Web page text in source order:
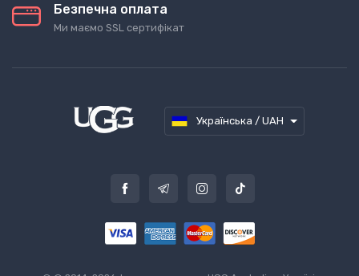
Безпечна оплата
Ми маємо SSL сертифікат
Українська / UAH